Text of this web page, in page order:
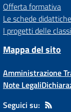
Offerta formativa
Le schede didattiche
I progetti delle classi
Mappa del sito
Amministrazione
Note Legali
Seguici su: